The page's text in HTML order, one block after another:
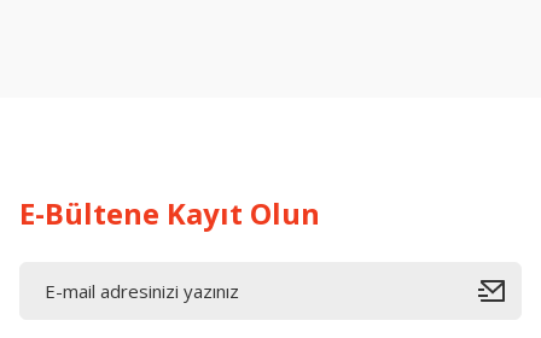
E-Bültene Kayıt Olun